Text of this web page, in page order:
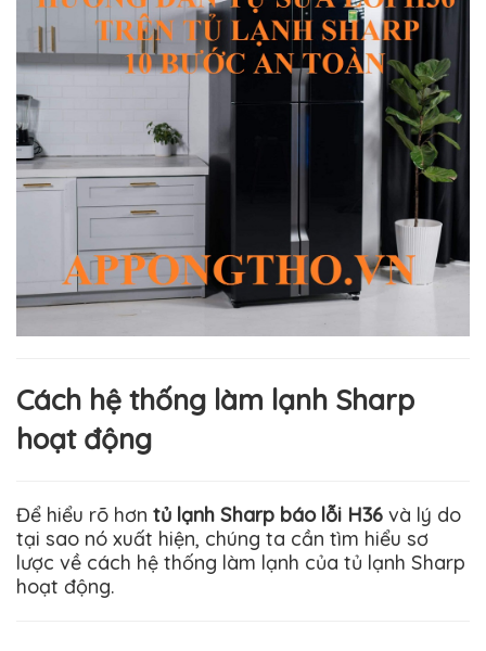
Cách hệ thống làm lạnh Sharp
hoạt động
Để hiểu rõ hơn tủ lạnh Sharp báo lỗi H36 và lý do
tại sao nó xuất hiện, chúng ta cần tìm hiểu sơ
lược về cách hệ thống làm lạnh của tủ lạnh Sharp
hoạt động.